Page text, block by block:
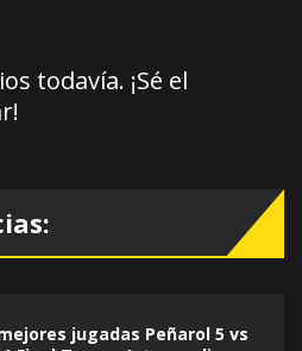
todavía. ¡Sé el
jugadas Peñarol 5 vs